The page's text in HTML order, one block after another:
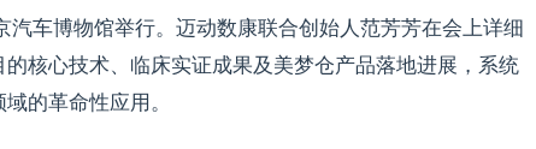
汽车博物馆举行。迈动数康联合创始人范芳芳在会上详细
的核心技术、临床实证成果及美梦仓产品落地进展，系统
的革命性应用。